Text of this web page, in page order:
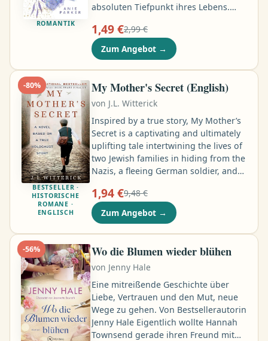
ROMANTIK
absoluten Tiefpunkt ihres Lebens.
Bruder Noah für eine Zeitlang und
bittet seinen besten Freund David,
während seiner Abwesenheit ein Auge
auf sie zu haben. Dass sie aus
Geldmangel zu dem fast sechs Jahre
älteren David ziehen muss, macht die
Katastrophe perfekt, denn: Die beiden
sind wie Feuer und Öl …
1,49 €2,99 €
Zum Angebot →
-80%
BESTSELLER ·
HISTORISCHE
ROMANE ·
ENGLISCH
My Mother's Secret (English)
von J.L. Witterick
Inspired by a true story, My Mother’s
Secret is a captivating and ultimately
uplifting tale intertwining the lives of
two Jewish families in hiding from the
Nazis, a fleeing German soldier, and
them all. Franciszka and her daughter,
Helena, are simple, ordinary
people...until 1939, when the Nazis
invade their homeland. Providing
shelter to Jews in Nazi-occupied
Poland is a death sentence, but
Franciszka and Helena do exactly that
…
1,94 €9,48 €
Zum Angebot →
-56% Wo die Blumen wieder blühen
von Jenny Hale
Eine mitreißende Geschichte über
Liebe, Vertrauen und den Mut, neue
Wege zu gehen. Von Bestsellerautorin
Jenny Hale Eigentlich wollte Hannah
Townsend gerade ihren Freund mit